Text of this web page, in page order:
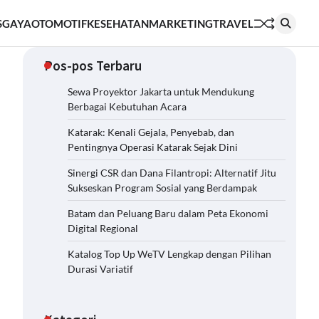
GAYAOTOMOTIFKESEHATANMARKETINGTRAVEL
Pos-pos Terbaru
Sewa Proyektor Jakarta untuk Mendukung
Berbagai Kebutuhan Acara
Katarak: Kenali Gejala, Penyebab, dan
Pentingnya Operasi Katarak Sejak Dini
Sinergi CSR dan Dana Filantropi: Alternatif Jitu
Sukseskan Program Sosial yang Berdampak
Batam dan Peluang Baru dalam Peta Ekonomi
Digital Regional
Katalog Top Up WeTV Lengkap dengan Pilihan
Durasi Variatif